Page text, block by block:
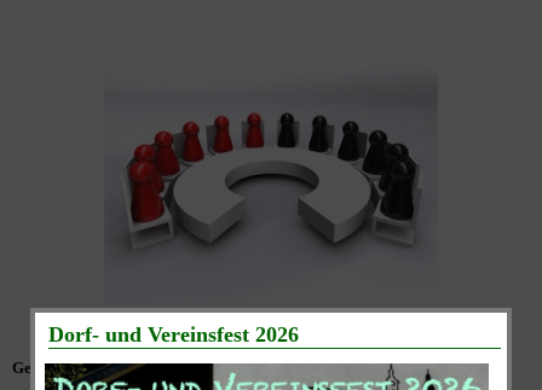
Gefasste Beschlüsse: